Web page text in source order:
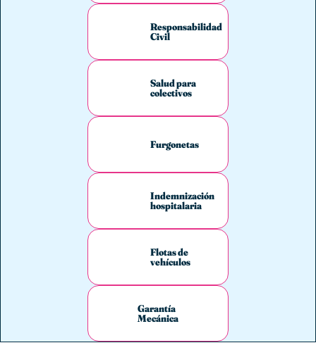
Responsabilidad
Civil
Salud para
colectivos
Furgonetas
Indemnización
hospitalaria
Flotas de
vehículos
Garantía
Mecánica